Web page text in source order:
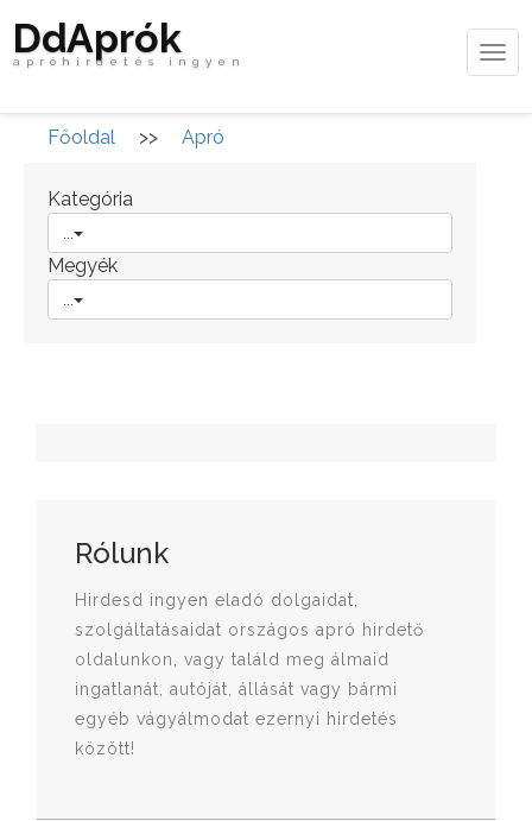
DdAprók
apróhirdetés ingyen
Főoldal >> Apró
Kategória
Megyék
Rólunk
Hirdesd ingyen eladó dolgaidat,
szolgáltatásaidat országos apró hirdető
oldalunkon, vagy találd meg álmaid
ingatlanát, autóját, állását vagy bármi
egyéb vágyálmodat ezernyi hirdetés
között!